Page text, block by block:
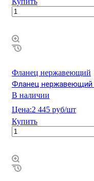
Фланец нержавеющий
Фланец нержавеющий
В наличии
Цена:2 445 руб/шт
Купить